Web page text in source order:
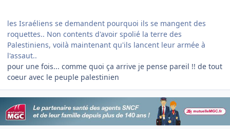
les Israéliens se demandent pourquoi ils se mangent des
roquettes.. Non contents d'avoir spolié la terre des
Palestiniens, voilà maintenant qu'ils lancent leur armée à
l'assaut..
pour une fois... comme quoi ça arrive je pense pareil !! de tout
coeur avec le peuple palestinien